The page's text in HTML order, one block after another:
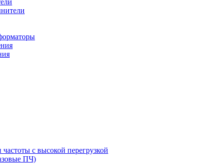
с высокой перегрузкой
ПЧ)